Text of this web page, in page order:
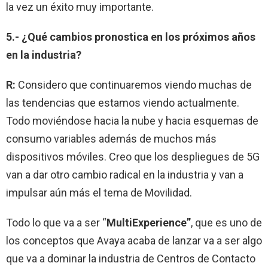
la vez un éxito muy importante.
5.- ¿Qué cambios pronostica en los próximos años
en la industria?
R: Considero que continuaremos viendo muchas de
las tendencias que estamos viendo actualmente.
Todo moviéndose hacia la nube y hacia esquemas de
consumo variables además de muchos más
dispositivos móviles. Creo que los despliegues de 5G
van a dar otro cambio radical en la industria y van a
impulsar aún más el tema de Movilidad.
Todo lo que va a ser “MultiExperience”, que es uno de
los conceptos que Avaya acaba de lanzar va a ser algo
que va a dominar la industria de Centros de Contacto